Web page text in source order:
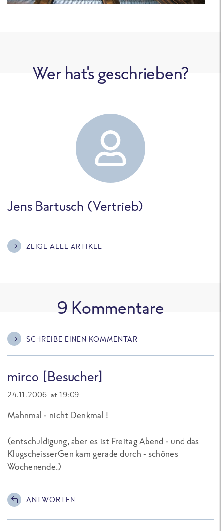
Wer hat's geschrieben?
Jens Bartusch (Vertrieb)
ZEIGE ALLE ARTIKEL
9 Kommentare
SCHREIBE EINEN KOMMENTAR
mirco [Besucher]
24.11.2006 at 19:09
Mahnmal - nicht Denkmal !
(entschuldigung, aber es ist Freitag Abend - und das
KlugscheisserGen kam gerade durch - schönes
Wochenende.)
ANTWORTEN